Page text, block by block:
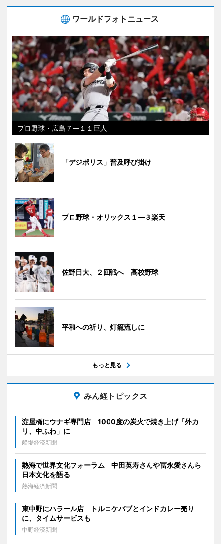
ワールドフォトニュース
プロ野球・広島７―１１巨人
「デジポリス」普及呼び掛け
プロ野球・オリックス１―３楽天
佐野日大、２回戦へ 高校野球
平和への祈り、灯籠流しに
もっと見る
みん経トピックス
淀屋橋にウナギ専門店 1000度の炭火で焼き上げ「外カ
リ、中ふわ」に
船場経済新聞
熱海で世界文化フォーラム 中田英寿さんや冨永愛さんら
日本文化を語る
熱海経済新聞
東中野にハラール店 トルコケバブとインドカレー売り
に、タイムサービスも
中野経済新聞